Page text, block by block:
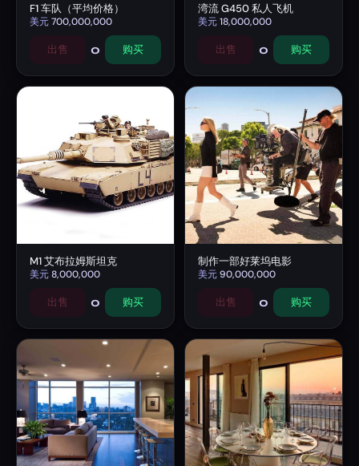
F1 车队（平均价格）
美元700,000,000
出售 0 购买
湾流 G450 私人飞机
美元18,000,000
出售 0 购买
M1 艾布拉姆斯坦克
美元8,000,000
出售 0 购买
制作一部好莱坞电影
美元90,000,000
出售 0 购买